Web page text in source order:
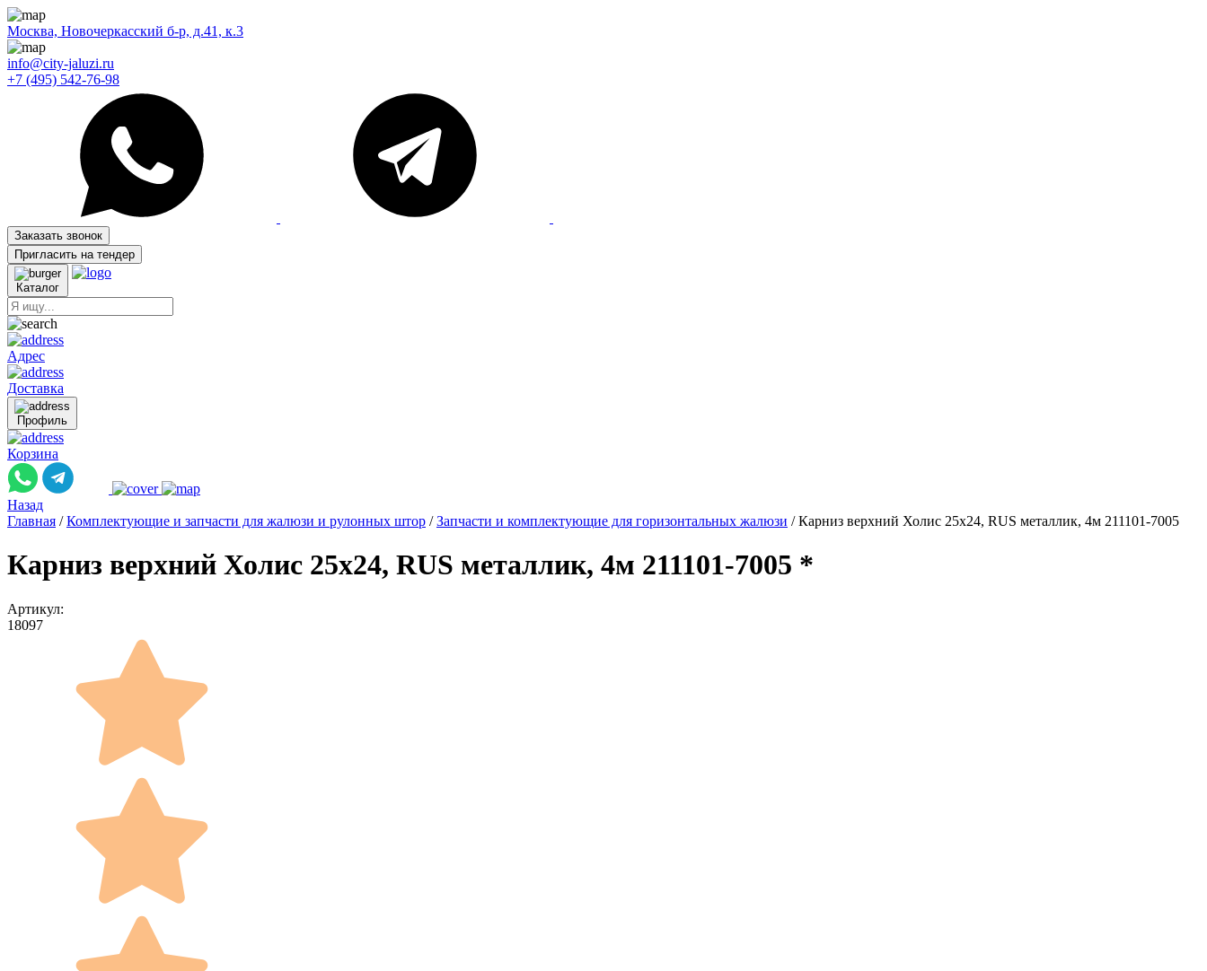
Москва, Новочеркасский б-р, д.41, к.3
info@city-jaluzi.ru
+7 (495) 542-76-98
Заказать звонок
Пригласить на тендер
Каталог
Адрес
Доставка
Профиль
Корзина
Назад
Главная / Комплектующие и запчасти для жалюзи и рулонных штор / Запчасти и комплектующие для горизонтальных жалюзи / Карниз верхний Холис 25х24, RUS металлик, 4м 211101-7005
Карниз верхний Холис 25х24, RUS металлик, 4м 211101-7005 *
Артикул:
18097